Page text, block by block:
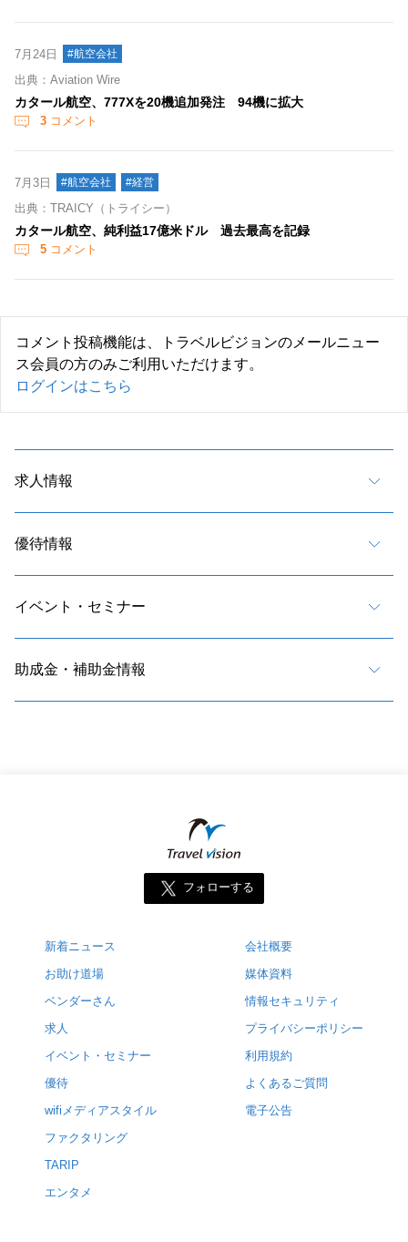
7月24日 #航空会社
出典：Aviation Wire
カタール航空、777Xを20機追加発注 94機に拡大
3 コメント
7月3日 #航空会社 #経営
出典：TRAICY（トライシー）
カタール航空、純利益17億米ドル 過去最高を記録
5 コメント
コメント投稿機能は、トラベルビジョンのメールニュー
ス会員の方のみご利用いただけます。
ログインはこちら
求人情報
優待情報
イベント・セミナー
助成金・補助金情報
フォローする
新着ニュース
お助け道場
ベンダーさん
求人
イベント・セミナー
優待
wifiメディアスタイル
ファクタリング
TARIP
エンタメ
会社概要
媒体資料
情報セキュリティ
プライバシーポリシー
利用規約
よくあるご質問
電子公告